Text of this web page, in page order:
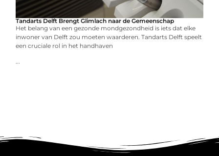
Tandarts Delft Brengt Glimlach naar de Gemeenschap
Het belang van een gezonde mondgezondheid is iets dat elke
inwoner van Delft zou moeten waarderen. Tandarts Delft speelt
een cruciale rol in het handhaven
...